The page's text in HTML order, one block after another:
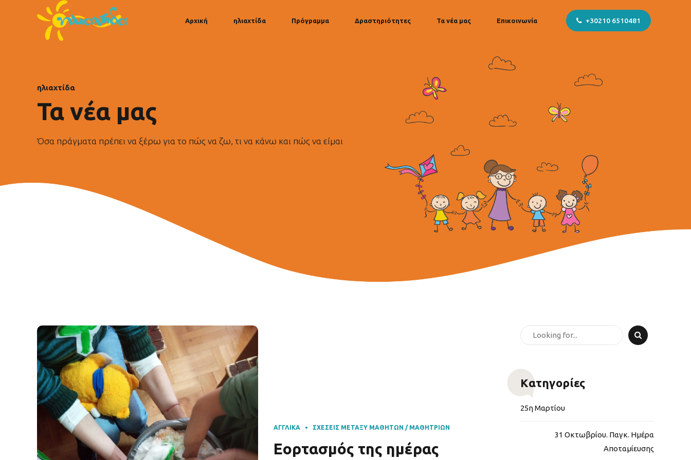
+30210 6510481
Αρχική ηλιαχτίδα Πρόγραμμα Δραστηριότητες Τα νέα μας Επικοινωνία
ηλιαχτίδα
Τα νέα μας
Όσα πράγματα πρέπει να ξέρω για το πώς να ζω, τι να κάνω και πώς να είμαι
ηλιαχτίδα!
19 Μαρτίου 2026 by ηλιαχτίδα
Kατηγορίες
25η Μαρτίου
31 Οκτωβρίου. Παγκ. Ημέρα
Αποταμίευσης